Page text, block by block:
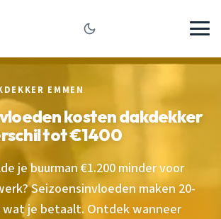
EMMEN
kosten dakdekker
tot €1400
je buurman €1.200 minder voor
Seizoensinvloeden maken 20-
wat je betaalt. Ontdek wanneer